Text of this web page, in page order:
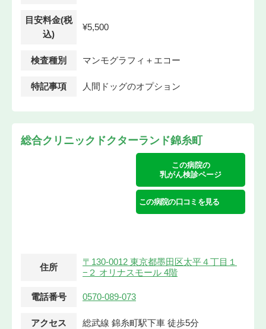
目安料金(税
込)
¥5,500
検査種別 マンモグラフィ＋エコー
特記事項 人間ドッグのオプション
総合クリニックドクターランド錦糸町
この病院の
乳がん検診ページ
この病院の口コミを見る
住所
〒130-0012 東京都墨田区太平４丁目１
−２ オリナスモール 4階
電話番号 0570-089-073
アクセス 総武線 錦糸町駅下車 徒歩5分